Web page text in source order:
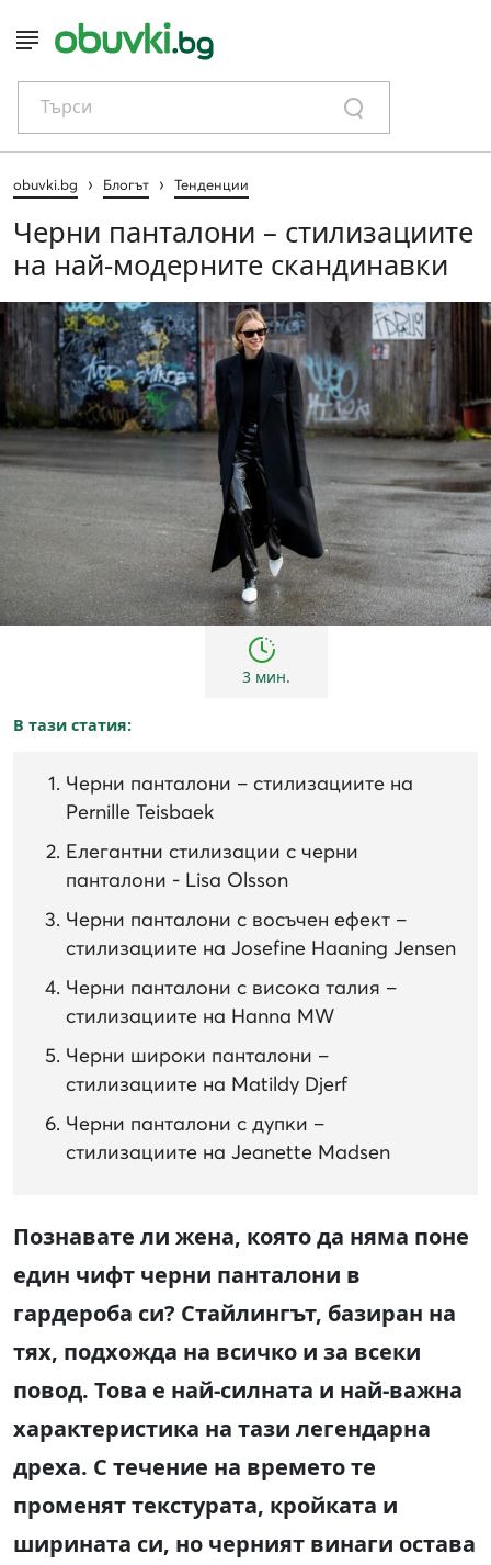
Търси
obuvki.bg › Блогът › Тенденции
Черни панталони – стилизациите
на най-модерните скандинавки
Тенденции
3 мин.
В тази статия:
Черни панталони – стилизациите на
Pernille Teisbaek
Елегантни стилизации с черни
панталони - Lisa Olsson
Черни панталони с восъчен ефект –
стилизациите на Josefine Haaning Jensen
Черни панталони с висока талия –
стилизациите на Hanna MW
Черни широки панталони –
стилизациите на Matildy Djerf
Черни панталони с дупки –
стилизациите на Jeanette Madsen
Познавате ли жена, която да няма поне
един чифт черни панталони в
гардероба си? Стайлингът, базиран на
тях, подхожда на всичко и за всеки
повод. Това е най-силната и най-важна
характеристика на тази легендарна
дреха. С течение на времето те
променят текстурата, кройката и
ширината си, но черният винаги остава